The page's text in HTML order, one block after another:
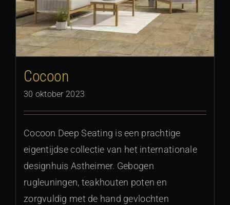
Cocoon
30 oktober 2023
Cocoon Deep Seating is een prachtige
eigentijdse collectie van het internationale
designhuis Astheimer. Gebogen
rugleuningen, teakhouten poten en
zorgvuldig met de hand gevlochten